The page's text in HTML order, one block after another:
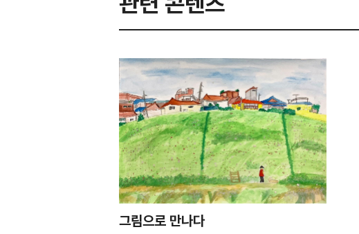
그림으로 만나다